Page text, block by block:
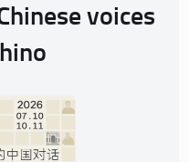
voices